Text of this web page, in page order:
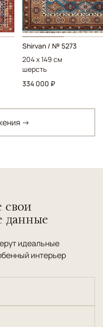
Shirvan / № 5273
204 x 149 см
шерсть
334 000 ₽
→
свои
данные
идеальные
интерьер